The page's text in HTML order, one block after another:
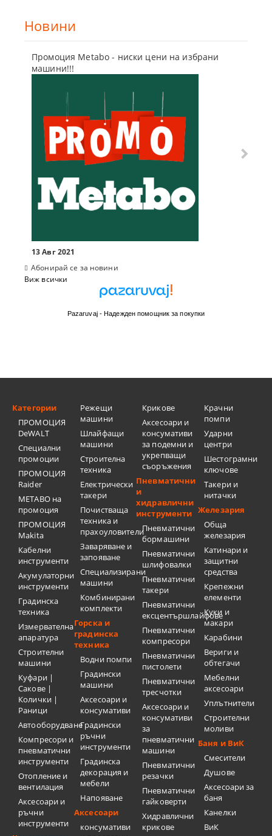
Новини
Промоция Metabo - ниски цени на избрани
машини!!!
13 Авг 2021
Абонирай се за новини
Виж всички
Pazaruvaj - Надежден помощник за покупки
Категории
ПРОМОЦИЯ
DeWALT
Специални
промоции
ПРОМОЦИЯ
Raider
METABO на
промоция
ПРОМОЦИЯ
Makita
Кабелни
инструменти
Акумулаторни
инструменти
Градинска
техника
Измервателна
апаратура
Строителни
машини
Куфари |
Сакове |
Колички |
Раници
Автооборудване
Компресори и
пневматични
инструменти
Отопление и
вентилация
Аксесоари и
ръчни
инструменти
Режещи
машини
Шлайфащи
машини
Строителна
техника
Електрически
такери
Почистваща
техника и
прахоуловители
Заваряване и
запояване
Специализирани
машини
Комбинирани
комплекти
Горска и
градинска
техника
Водни помпи
Градински
машини
Аксесоари и
консумативи
Градински
ръчни
инструменти
Градинска
декорация и
мебели
Напояване
Аксесоари
консумативи
Крикове
Аксесоари и
консумативи
за подемни и
укрепващи
съоръжения
Пневматични
и
хидравлични
инструменти
Пневматични
бормашини
Пневматични
шлифовалки
Пневматични
такери
Пневматични
ексцентършлайфове
Пневматични
компресори
Пневматични
пистолети
Пневматични
тресчотки
Аксесоари и
консумативи
за
пневматични
машини
Пневматични
резачки
Пневматични
гайковерти
Хидравлични
крикове
Крачни
помпи
Ударни
центри
Шестограмни
ключове
Такери и
нитачки
Железария
Обща
железария
Катинари и
защитни
средства
Крепежни
елементи
Куки и
макари
Карабини
Вериги и
обтегачи
Мебелни
аксесоари
Уплътнители
Строителни
моливи
Баня и ВиК
Смесители
Душове
Аксесоари за
баня
Канелки
ВиК